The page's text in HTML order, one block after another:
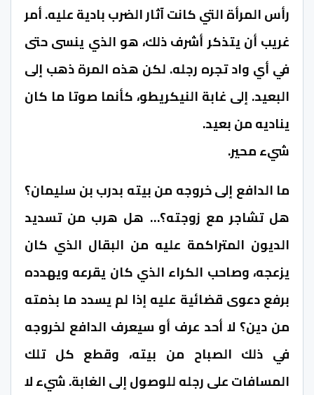
رأس المرأة التي كانت آثار الضرب بادية عليه. أمر
غريب أن يتذكر أشرف ذلك، هو الذي ينسى حتى
في أي واد تجره رجله. لكن هذه المرة ذهب إلى
البعيد. إلى غابة النيكريطو، كأنما صوتا ما كان
يناديه من بعيد.
شيء محير.
ما الدافع إلى خروجه من بيته بدرب بن سليمان؟
هل تشاجر مع زوجته؟… هل هرب من تسديد
الديون المتراكمة عليه من البقال الذي كان
يزعجه، وصاحب الكراء الذي كان يقرعه ويهدده
برفع دعوى قضائية عليه إذا لم يسدد ما بذمته
من دين؟ لا أحد عرف أو سيعرف الدافع لخروجه
في ذلك الصباح من بيته، وقطع كل تلك
المسافات على رجله للوصول إلى الغابة. شيء لا